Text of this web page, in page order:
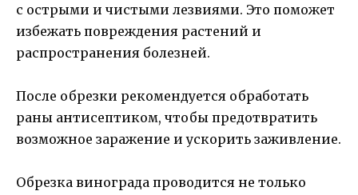
с острыми и чистыми лезвиями. Это поможет
избежать повреждения растений и
распространения болезней.
После обрезки рекомендуется обработать
раны антисептиком, чтобы предотвратить
возможное заражение и ускорить заживление.
Обрезка винограда проводится не только